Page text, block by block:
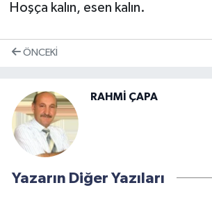
Hoşça kalın, esen kalın.
ÖNCEKI
RAHMİ ÇAPA
Yazarın Diğer Yazıları